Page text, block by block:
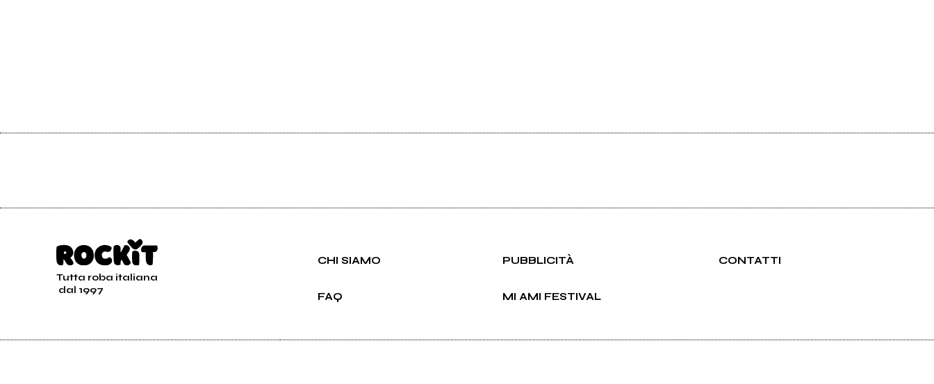
Tutta roba italiana
dal 1997
CHI SIAMO PUBBLICITÀ CONTATTI
FAQ MI AMI FESTIVAL